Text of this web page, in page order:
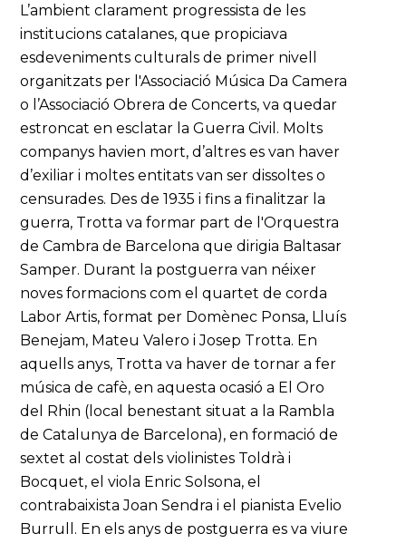
L’ambient clarament progressista de les
institucions catalanes, que propiciava
esdeveniments culturals de primer nivell
organitzats per l'Associació Música Da Camera
o l’Associació Obrera de Concerts, va quedar
estroncat en esclatar la Guerra Civil. Molts
companys havien mort, d’altres es van haver
d’exiliar i moltes entitats van ser dissoltes o
censurades. Des de 1935 i fins a finalitzar la
guerra, Trotta va formar part de l'Orquestra
de Cambra de Barcelona que dirigia Baltasar
Samper. Durant la postguerra van néixer
noves formacions com el quartet de corda
Labor Artis, format per Domènec Ponsa, Lluís
Benejam, Mateu Valero i Josep Trotta. En
aquells anys, Trotta va haver de tornar a fer
música de cafè, en aquesta ocasió a El Oro
del Rhin (local benestant situat a la Rambla
de Catalunya de Barcelona), en formació de
sextet al costat dels violinistes Toldrà i
Bocquet, el viola Enric Solsona, el
contrabaixista Joan Sendra i el pianista Evelio
Burrull. En els anys de postguerra es va viure